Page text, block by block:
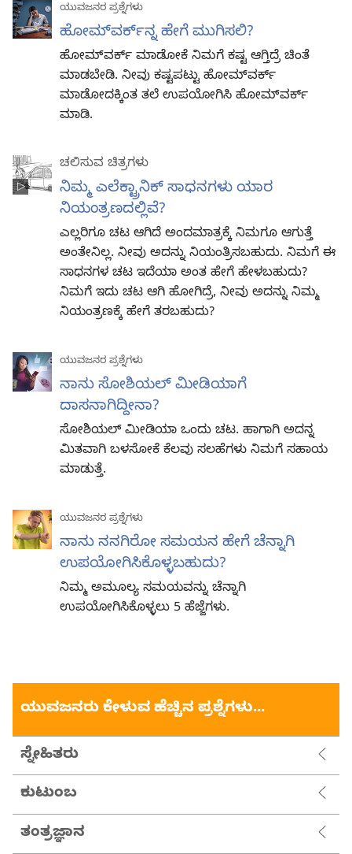
ಯುವಜನರ ಪ್ರಶ್ನೆಗಳು
ಹೋಮ್‌ವರ್ಕ್‌ನ್ನ ಹೇಗೆ ಮುಗಿಸಲಿ?
ಹೋಮ್‌ವರ್ಕ್‌ ಮಾಡೋಕೆ ನಿಮಗೆ ಕಷ್ಟ ಆಗ್ತಿದ್ರೆ ಚಿಂತೆ
ಮಾಡಬೇಡಿ. ನೀವು ಕಷ್ಟಪಟ್ಟು ಹೋಮ್‌ವರ್ಕ್‌
ಮಾಡೋದಕ್ಕಿಂತ ತಲೆ ಉಪಯೋಗಿಸಿ ಹೋಮ್‌ವರ್ಕ್‌
ಮಾಡಿ.
ಚಲಿಸುವ ಚಿತ್ರಗಳು
ನಿಮ್ಮ ಎಲೆಕ್ಟ್ರಾನಿಕ್‌ ಸಾಧನಗಳು ಯಾರ
ನಿಯಂತ್ರಣದಲ್ಲಿವೆ?
ಎಲ್ಲರಿಗೂ ಚಟ ಆಗಿದೆ ಅಂದಮಾತ್ರಕ್ಕೆ ನಿಮಗೂ ಆಗುತ್ತೆ
ಅಂತೇನಿಲ್ಲ. ನೀವು ಅದನ್ನು ನಿಯಂತ್ರಿಸಬಹುದು. ನಿಮಗೆ ಈ
ಸಾಧನಗಳ ಚಟ ಇದೆಯಾ ಅಂತ ಹೇಗೆ ಹೇಳಬಹುದು?
ನಿಮಗೆ ಇದು ಚಟ ಆಗಿ ಹೋಗಿದ್ರೆ, ನೀವು ಅದನ್ನು ನಿಮ್ಮ
ನಿಯಂತ್ರಣಕ್ಕೆ ಹೇಗೆ ತರಬಹುದು?
ಯುವಜನರ ಪ್ರಶ್ನೆಗಳು
ನಾನು ಸೋಶಿಯಲ್‌ ಮೀಡಿಯಾಗೆ
ದಾಸನಾಗಿದ್ದೀನಾ?
ಸೋಶಿಯಲ್‌ ಮೀಡಿಯಾ ಒಂದು ಚಟ. ಹಾಗಾಗಿ ಅದನ್ನ
ಮಿತವಾಗಿ ಬಳಸೋಕೆ ಕೆಲವು ಸಲಹೆಗಳು ನಿಮಗೆ ಸಹಾಯ
ಮಾಡುತ್ತೆ.
ಯುವಜನರ ಪ್ರಶ್ನೆಗಳು
ನಾನು ನನಗಿರೋ ಸಮಯನ ಹೇಗೆ ಚೆನ್ನಾಗಿ
ಉಪಯೋಗಿಸಿಕೊಳ್ಳಬಹುದು?
ನಿಮ್ಮ ಅಮೂಲ್ಯ ಸಮಯವನ್ನು ಚೆನ್ನಾಗಿ
ಉಪಯೋಗಿಸಿಕೊಳ್ಳಲು 5 ಹೆಜ್ಜೆಗಳು.
ಯುವಜನರು ಕೇಳುವ ಹೆಚ್ಚಿನ ಪ್ರಶ್ನೆಗಳು...
ಸ್ನೇಹಿತರು
ಕುಟುಂಬ
ತಂತ್ರಜ್ಞಾನ